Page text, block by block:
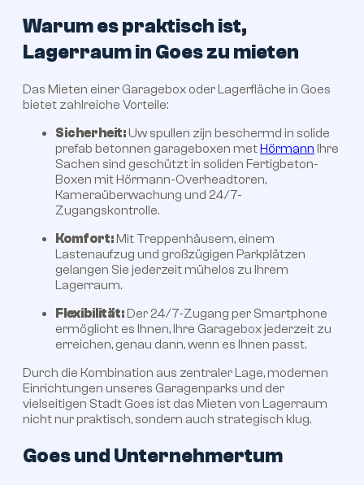
Warum es praktisch ist,
Lagerraum in Goes zu mieten
Das Mieten einer Garagebox oder Lagerfläche in Goes
bietet zahlreiche Vorteile:
Sicherheit:Uw spullen zijn beschermd in solide
prefab betonnen garageboxen met Hörmann Ihre
Sachen sind geschützt in soliden Fertigbeton-
Boxen mit Hörmann-Overheadtoren,
Kameraüberwachung und 24/7-
Zugangskontrolle.
Komfort: Mit Treppenhäusern, einem
Lastenaufzug und großzügigen Parkplätzen
gelangen Sie jederzeit mühelos zu Ihrem
Lagerraum.
Flexibilität: Der 24/7-Zugang per Smartphone
ermöglicht es Ihnen, Ihre Garagebox jederzeit zu
erreichen, genau dann, wenn es Ihnen passt.
Durch die Kombination aus zentraler Lage, modernen
Einrichtungen unseres Garagenparks und der
vielseitigen Stadt Goes ist das Mieten von Lagerraum
nicht nur praktisch, sondern auch strategisch klug.
Goes und Unternehmertum